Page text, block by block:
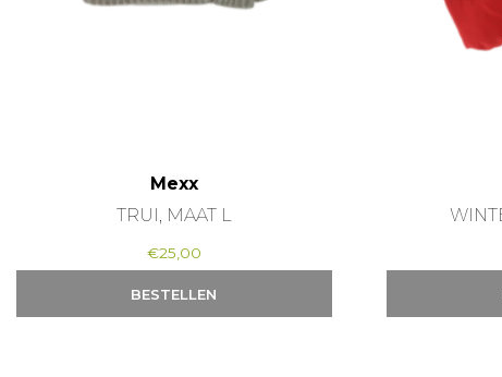
Mexx
TRUI, MAAT L
€25,00
BESTELLEN